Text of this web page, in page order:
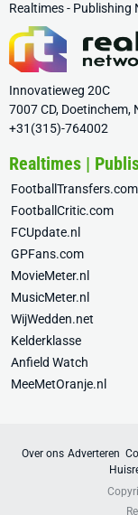
Realtimes - Publishing
Innovatieweg 20C
7007 CD, Doetinchem,
+31(315)-764002
Realtimes |
FootballTransfers.com
FootballCritic.com
FCUpdate.nl
GPFans.com
MovieMeter.nl
MusicMeter.nl
WijWedden.net
Kelderklasse
Anfield Watch
MeeMetOranje.nl
Over ons Adverteren